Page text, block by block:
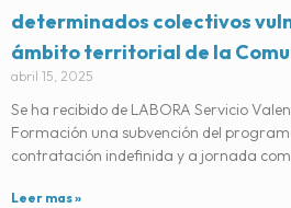
determinados colectivos
ámbito territorial de la
abril 15, 2025
Se ha recibido de LABORA Servicio
Formación una subvención del
contratación indefinida y a jornada
Leer mas »